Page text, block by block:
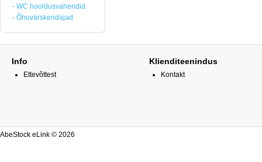
- WC hooldusvahendid
- Õhuvärskendajad
Info
Ettevõttest
Klienditeenindus
Kontakt
AbeStock eLink © 2026